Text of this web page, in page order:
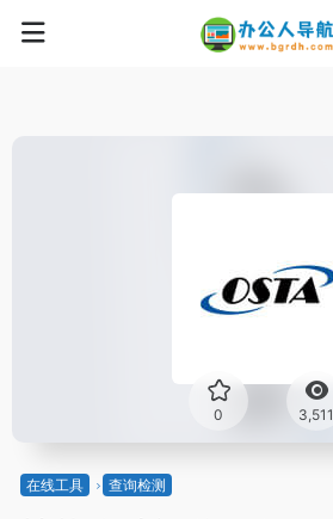
0 3,511
在线工具 查询检测